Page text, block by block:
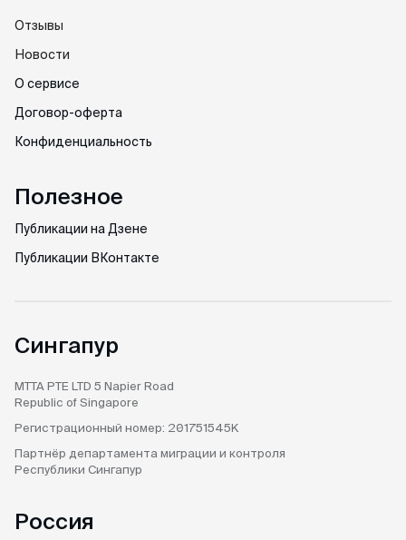
Отзывы
Новости
О сервисе
Договор-оферта
Конфиденциальность
Полезное
Публикации на Дзене
Публикации ВКонтакте
Сингапур
MTTA PTE LTD 5 Napier Road
Republic of Singapore
Регистрационный номер: 201751545K
Партнёр департамента миграции и контроля
Республики Сингапур
Россия